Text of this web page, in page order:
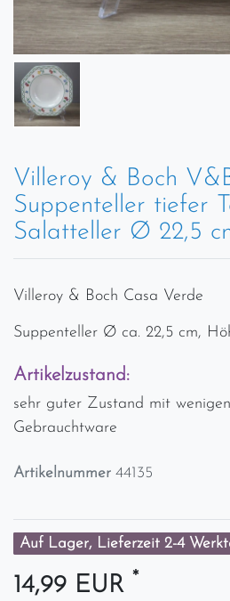
Villeroy & Boch
Suppenteller tiefer
Salatteller Ø 22,5
Villeroy & Boch Casa Verde
Suppenteller Ø ca. 22,5 cm,
Artikelzustand:
sehr guter Zustand mit
Gebrauchtware
Artikelnummer 44135
Auf Lager, Lieferzeit 2-4
14,99 EUR *